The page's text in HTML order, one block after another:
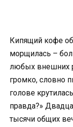
Кипящий кофе
морщилась –
любых внешних
громко, словно
голове
правда?»
тысячи общих